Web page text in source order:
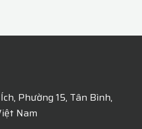
Phường 15, Tân Bình,
Nam